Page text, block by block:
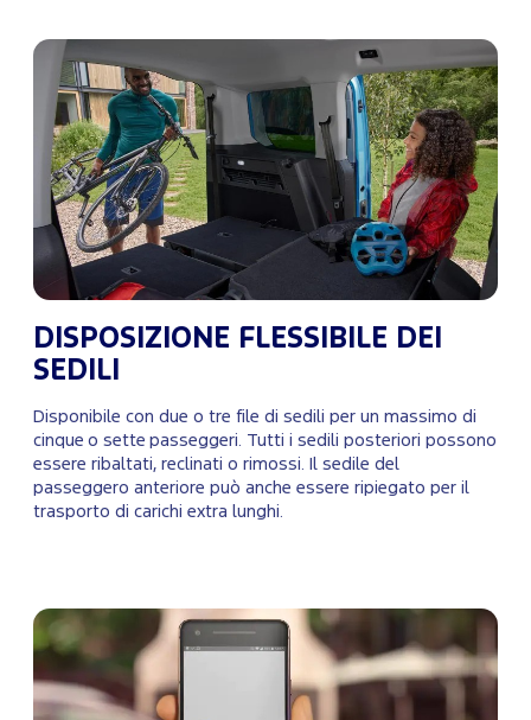
DISPOSIZIONE FLESSIBILE DEI
SEDILI
Disponibile con due o tre file di sedili per un massimo di
cinque o sette passeggeri. Tutti i sedili posteriori possono
essere ribaltati, reclinati o rimossi. Il sedile del
passeggero anteriore può anche essere ripiegato per il
trasporto di carichi extra lunghi.